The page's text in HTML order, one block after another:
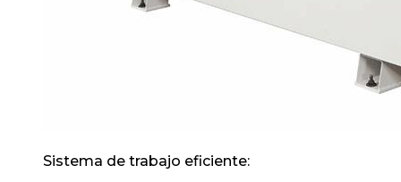
Sistema de trabajo eficiente: